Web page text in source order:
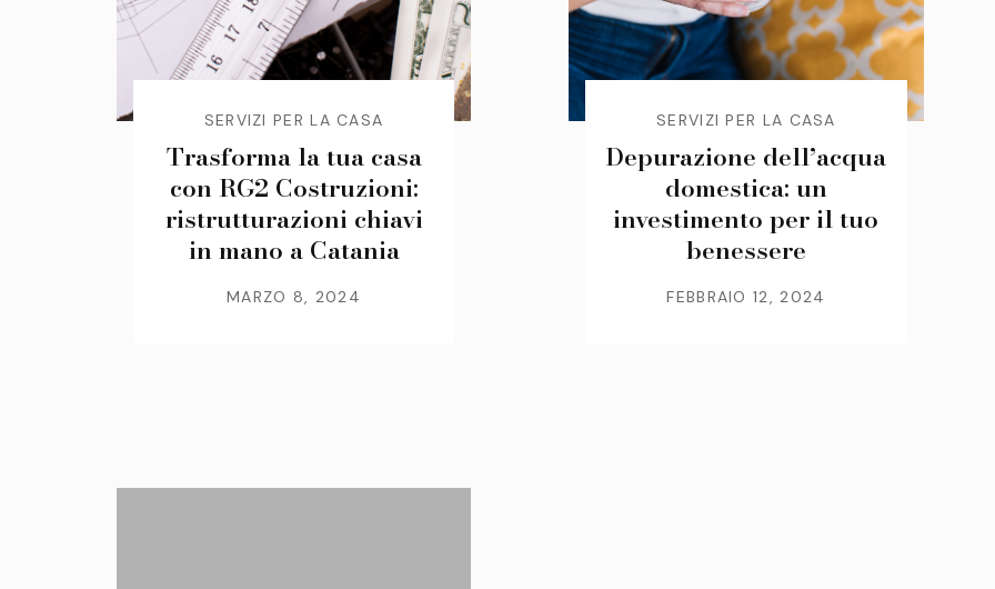
SERVIZI PER LA CASA
Trasforma la tua casa
con RG2 Costruzioni:
ristrutturazioni chiavi
in mano a Catania
MARZO 8, 2024
SERVIZI PER LA CASA
Depurazione dell’acqua
domestica: un
investimento per il tuo
benessere
FEBBRAIO 12, 2024